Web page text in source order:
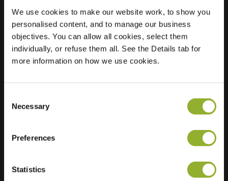
We use cookies to make our website work, to show you
personalised content, and to manage our business
objectives. You can allow all cookies, select them
individually, or refuse them all. See the Details tab for
more information on how we use cookies.
Selection
Necessary
Preferences
Statistics
Posizione
Roerdompstraat 8A
2953 ER
Alblasserdam
Paesi Bassi